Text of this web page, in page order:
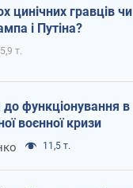
цинічних гравців чи
і Путіна?
5,9 т.
до функціонування в
воєнної кризи
11,5 т.